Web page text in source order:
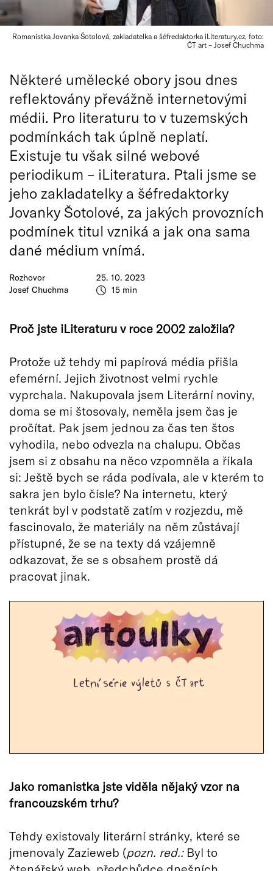
Romanistka Jovanka Šotolová, zakladatelka a šéfredaktorka iLiteratury.cz, foto:
ČT art – Josef Chuchma
Rozhovor
Josef Chuchma
25. 10. 2023
15 min
Některé umělecké obory jsou dnes
reflektovány převážně internetovými
médii. Pro literaturu to v tuzemských
podmínkách tak úplně neplatí.
Existuje tu však silné webové
periodikum – iLiteratura. Ptali jsme se
jeho zakladatelky a šéfredaktorky
Jovanky Šotolové, za jakých provozních
podmínek titul vzniká a jak ona sama
dané médium vnímá.
Proč jste iLiteraturu v roce 2002 založila?
Protože už tehdy mi papírová média přišla
efemérní. Jejich životnost velmi rychle
vyprchala. Nakupovala jsem Literární noviny,
doma se mi štosovaly, neměla jsem čas je
pročítat. Pak jsem jednou za čas ten štos
vyhodila, nebo odvezla na chalupu. Občas
jsem si z obsahu na něco vzpomněla a říkala
si: Ještě bych se ráda podívala, ale v kterém to
sakra jen bylo čísle? Na internetu, který
tenkrát byl v podstatě zatím v rozjezdu, mě
fascinovalo, že materiály na něm zůstávají
přístupné, že se na texty dá vzájemně
odkazovat, že se s obsahem prostě dá
pracovat jinak.
Jako romanistka jste viděla nějaký vzor na
francouzském trhu?
Tehdy existovaly literární stránky, které se
jmenovaly Zazieweb (pozn. red.:Byl to